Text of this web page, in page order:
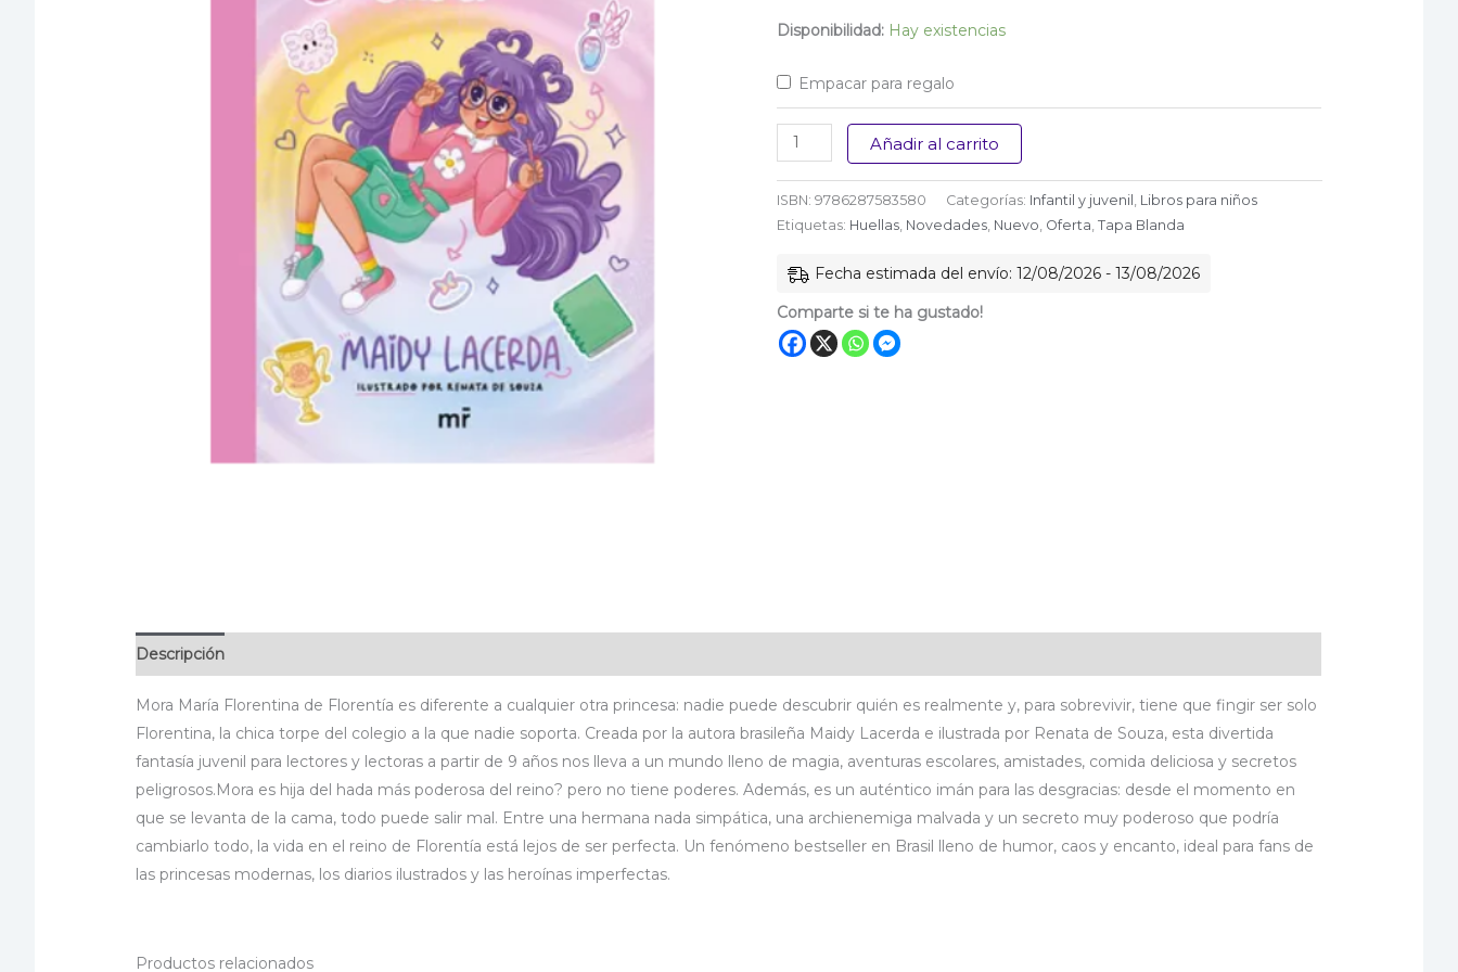
$ 69.000.$ 55.200.
Disponibilidad: Hay existencias
Empacar para regalo
diario
de
una
desastrosa
cantidad
Añadir al carrito
ISBN: 9786287583580 Categorías: Infantil y juvenil , Libros para niños
Etiquetas: Huellas, Novedades, Nuevo, Oferta, Tapa Blanda
Fecha estimada del envío: 12/08/2026 - 13/08/2026
Comparte si te ha gustado!
Descripción
Mora María Florentina de Florentía es diferente a cualquier otra princesa: nadie puede descubrir quién es realmente y, para sobrevivir, tiene que fingir ser solo
Florentina, la chica torpe del colegio a la que nadie soporta. Creada por la autora brasileña Maidy Lacerda e ilustrada por Renata de Souza, esta divertida
fantasía juvenil para lectores y lectoras a partir de 9 años nos lleva a un mundo lleno de magia, aventuras escolares, amistades, comida deliciosa y secretos
peligrosos.Mora es hija del hada más poderosa del reino? pero no tiene poderes. Además, es un auténtico imán para las desgracias: desde el momento en
que se levanta de la cama, todo puede salir mal. Entre una hermana nada simpática, una archienemiga malvada y un secreto muy poderoso que podría
cambiarlo todo, la vida en el reino de Florentía está lejos de ser perfecta. Un fenómeno bestseller en Brasil lleno de humor, caos y encanto, ideal para fans de
las princesas modernas, los diarios ilustrados y las heroínas imperfectas.
Productos relacionados